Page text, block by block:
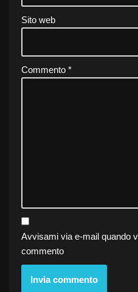
Sito web
Commento *
Avvisami via e-mail quando
commento